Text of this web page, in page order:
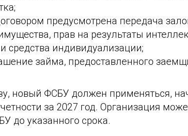
предусмотрена передача
прав на результаты
средства индивидуализации;
займа, предоставленного
новый ФСБУ должен применяться,
за 2027 год. Организация
до указанного срока.